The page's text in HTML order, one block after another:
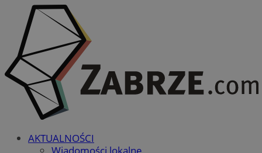
AKTUALNOŚCI